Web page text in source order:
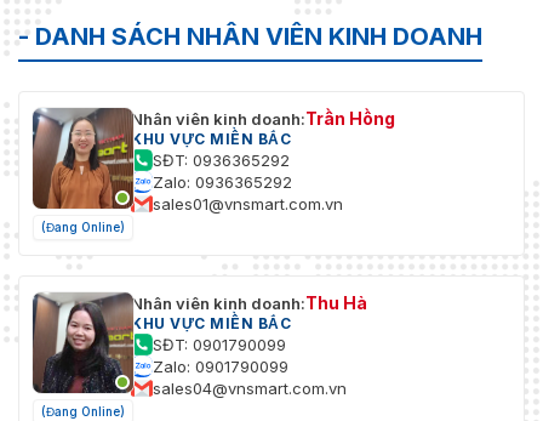
- DANH SÁCH NHÂN VIÊN KINH DOANH
(Đang Online)
Nhân viên kinh doanh:Trần Hồng
KHU VỰC MIỀN BẮC
SĐT: 0936365292
Zalo: 0936365292
sales01@vnsmart.com.vn
(Đang Online)
Nhân viên kinh doanh:Thu Hà
KHU VỰC MIỀN BẮC
SĐT: 0901790099
Zalo: 0901790099
sales04@vnsmart.com.vn